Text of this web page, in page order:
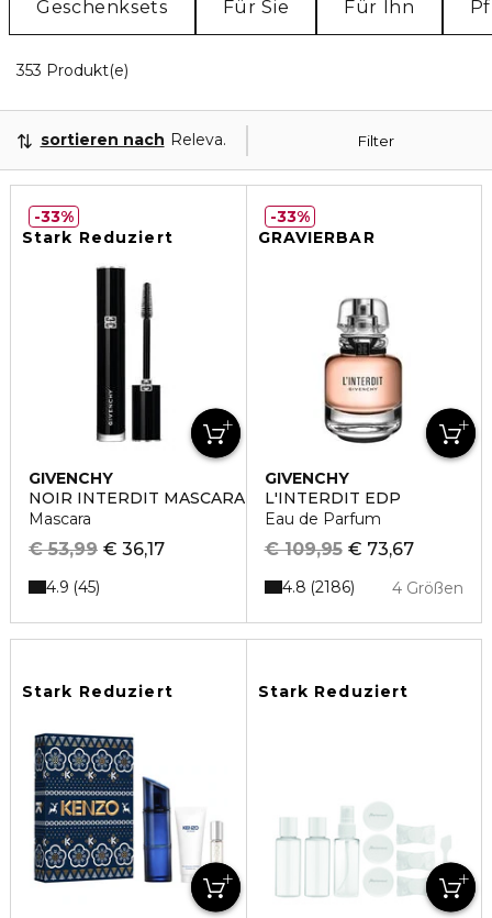
Geschenksets Für Sie Für Ihn
353 Produkt(e)
Filter
sortieren nach Relevanz
Stark Reduziert
GIVENCHY
NOIR INTERDIT MASCARA
Mascara
€ 36,17
€ 53,99
4.9 45
33%
GRAVIERBAR
GIVENCHY
L'INTERDIT EDP
Eau de Parfum
€ 73,67
€ 109,95
4 Größen
4.8 2186
33%
Stark Reduziert Stark Reduziert